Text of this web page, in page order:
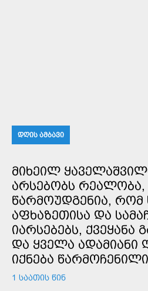
ᲓᲦᲘᲡ ᲐᲛᲑᲐᲕᲘ
ᲛᲘᲮᲔᲘᲚ
ᲐᲠᲡᲔᲑᲝᲑᲡ ᲠᲔᲐᲚᲝᲑᲐ,
ᲬᲐᲠᲛᲝᲣᲓᲒᲔᲜᲘᲐ,
ᲐᲤᲮᲐᲖᲔᲗᲘᲡᲐ ᲓᲐ
ᲘᲐᲠᲡᲔᲑᲔᲑᲡ, ᲥᲕᲔᲧᲐᲜᲐ
ᲓᲐ ᲧᲕᲔᲚᲐ ᲐᲓᲐᲛᲘᲐᲜᲘ
ᲘᲥᲜᲔᲑᲐ ᲬᲐᲠᲛᲝᲩᲔᲜᲘᲚᲘ
1 ᲡᲐᲐᲗᲘᲡ ᲬᲘᲜ